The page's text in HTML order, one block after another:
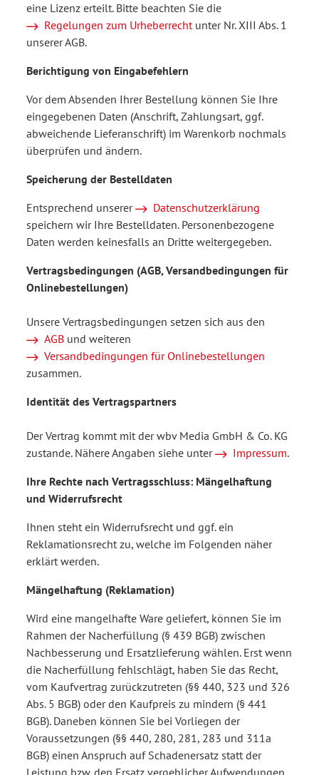
eine Lizenz erteilt. Bitte beachten Sie die
Regelungen zum Urheberrechtunter Nr. XIII Abs. 1
unserer AGB.
Berichtigung von Eingabefehlern
Vor dem Absenden Ihrer Bestellung können Sie Ihre
eingegebenen Daten (Anschrift, Zahlungsart, ggf.
abweichende Lieferanschrift) im Warenkorb nochmals
überprüfen und ändern.
Speicherung der Bestelldaten
Entsprechend unserer
Datenschutzerklärung
speichern wir Ihre Bestelldaten. Personenbezogene
Daten werden keinesfalls an Dritte weitergegeben.
Vertragsbedingungen (AGB, Versandbedingungen für
Onlinebestellungen)
Unsere Vertragsbedingungen setzen sich aus den
AGB und weiteren
Versandbedingungen für Onlinebestellungen
zusammen.
Identität des Vertragspartners
Der Vertrag kommt mit der wbv Media GmbH & Co. KG
zustande. Nähere Angaben siehe unter
Impressum.
Ihre Rechte nach Vertragsschluss: Mängelhaftung
und Widerrufsrecht
Ihnen steht ein Widerrufsrecht und ggf. ein
Reklamationsrecht zu, welche im Folgenden näher
erklärt werden.
Mängelhaftung (Reklamation)
Wird eine mangelhafte Ware geliefert, können Sie im
Rahmen der Nacherfüllung (§ 439 BGB) zwischen
Nachbesserung und Ersatzlieferung wählen. Erst wenn
die Nacherfüllung fehlschlägt, haben Sie das Recht,
vom Kaufvertrag zurückzutreten (§§ 440, 323 und 326
Abs. 5 BGB) oder den Kaufpreis zu mindern (§ 441
BGB). Daneben können Sie bei Vorliegen der
Voraussetzungen (§§ 440, 280, 281, 283 und 311a
BGB) einen Anspruch auf Schadenersatz statt der
Leistung bzw. den Ersatz vergeblicher Aufwendungen